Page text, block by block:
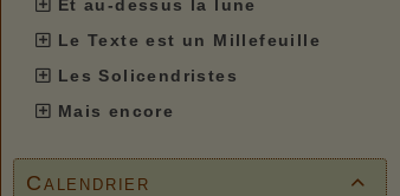
Et au-dessus la lune
Le Texte est un Millefeuille
Les Solicendristes
Mais encore

Calendrier